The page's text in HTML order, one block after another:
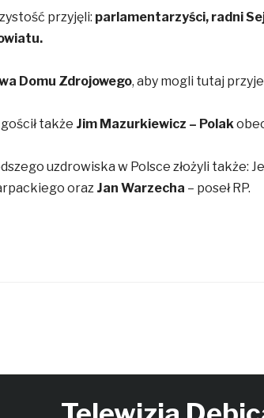
przyjęli: parlamentarzyści, radni
Domu Zdrojowego, aby mogli tutaj
także Jim Mazurkiewicz – Polak
uzdrowiska w Polsce złożyli także:
oraz Jan Warzecha – poseł RP.